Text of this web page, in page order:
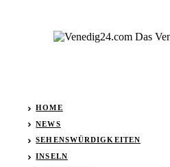
HOME
NEWS
SEHENSWÜRDIGKEITEN
INSELN